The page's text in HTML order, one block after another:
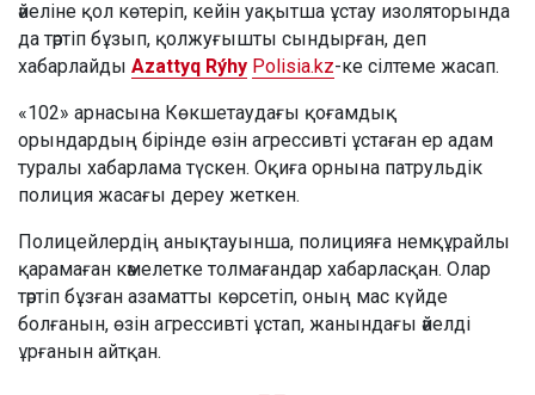
әйеліне қол көтеріп, кейін уақытша ұстау изоляторында
да тәртіп бұзып, қолжуғышты сындырған, деп
хабарлайды Azattyq Rýhy Polisia.kz-ке сілтеме жасап.
«102» арнасына Көкшетаудағы қоғамдық
орындардың бірінде өзін агрессивті ұстаған ер адам
туралы хабарлама түскен. Оқиға орнына патрульдік
полиция жасағы дереу жеткен.
Полицейлердің анықтауынша, полицияға немқұрайлы
қарамаған кәмелетке толмағандар хабарласқан. Олар
тәртіп бұзған азаматты көрсетіп, оның мас күйде
болғанын, өзін агрессивті ұстап, жанындағы әйелді
ұрғанын айтқан.